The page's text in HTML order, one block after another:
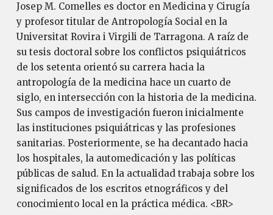
Josep M. Comelles es doctor en Medicina y Cirugía
y profesor titular de Antropología Social en la
Universitat Rovira i Virgili de Tarragona. A raíz de
su tesis doctoral sobre los conflictos psiquiátricos
de los setenta orientó su carrera hacia la
antropología de la medicina hace un cuarto de
siglo, en intersección con la historia de la medicina.
Sus campos de investigación fueron inicialmente
las instituciones psiquiátricas y las profesiones
sanitarias. Posteriormente, se ha decantado hacia
los hospitales, la automedicación y las políticas
públicas de salud. En la actualidad trabaja sobre los
significados de los escritos etnográficos y del
conocimiento local en la práctica médica. <BR>